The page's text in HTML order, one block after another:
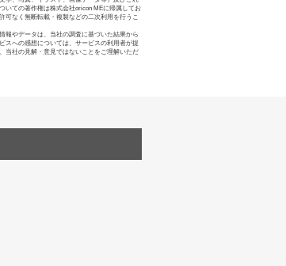
いての著作権は株式会社oricon MEに帰属してお
可なく無断転載・複製などの二次利用を行うこ
報やデータは、当社の調査に基づいた結果から
スへの感想については、サービスの利用者が提
当社の見解・意見ではないことをご理解いただ